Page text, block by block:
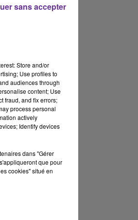
Store and/or
Use profiles to
audiences through
content; Use
fraud, and fix errors;
process personal
actively
Identify devices
dans "Gérer
que pour
cookies" situé en
sans accepter